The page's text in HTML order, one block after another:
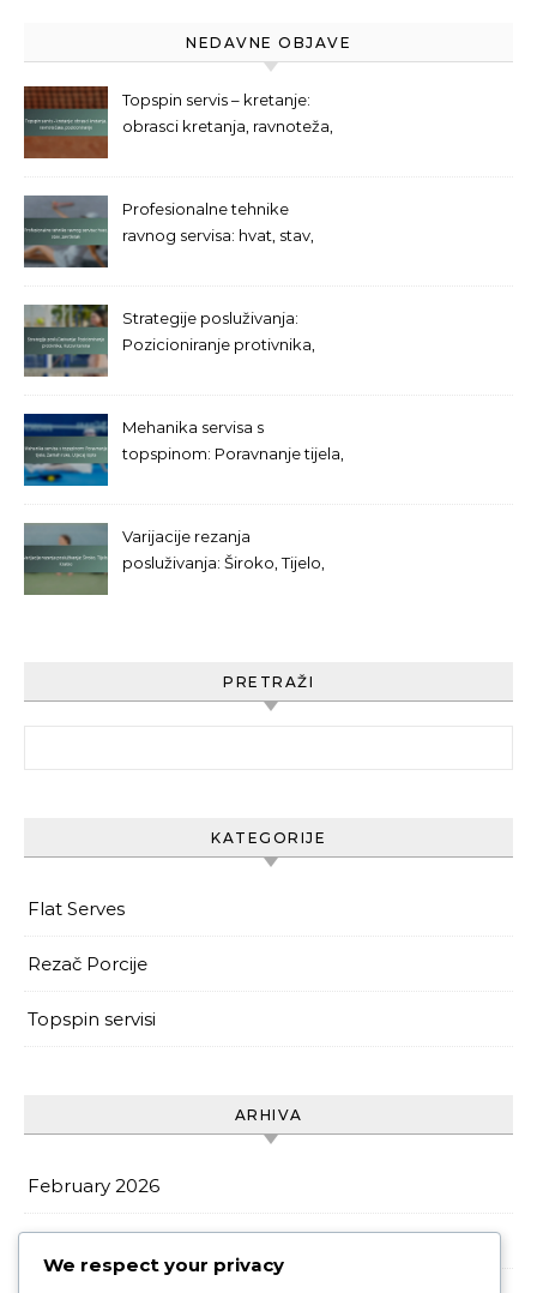
NEDAVNE OBJAVE
Topspin servis – kretanje:
obrasci kretanja, ravnoteža,
Profesionalne tehnike
ravnog servisa: hvat, stav,
Strategije posluživanja:
Pozicioniranje protivnika,
Mehanika servisa s
topspinom: Poravnanje tijela,
Varijacije rezanja
posluživanja: Široko, Tijelo,
PRETRAŽI
KATEGORIJE
Flat Serves
Rezač Porcije
Topspin servisi
ARHIVA
February 2026
January 2026
We respect your privacy